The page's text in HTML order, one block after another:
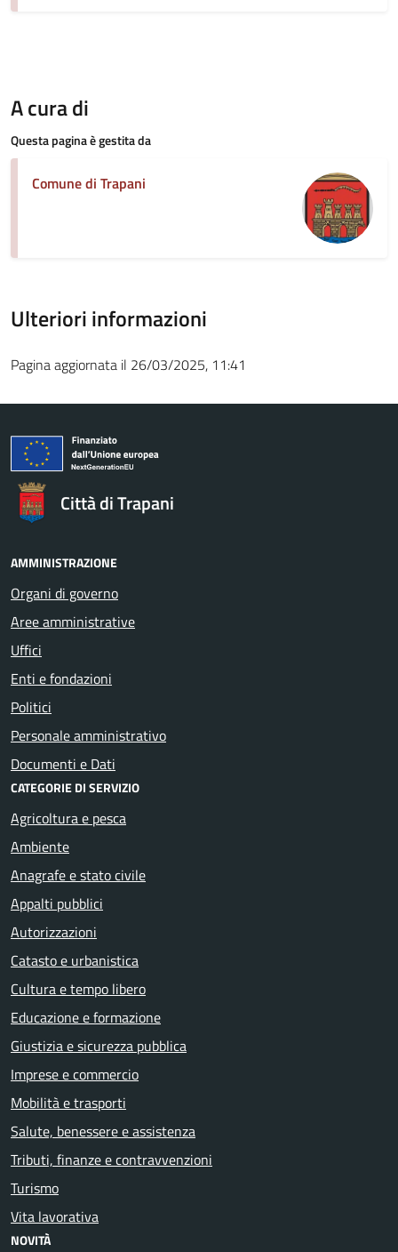
A cura di
Questa pagina è gestita da
Comune di Trapani
Ulteriori informazioni
Pagina aggiornata il 26/03/2025, 11:41
Città di Trapani
AMMINISTRAZIONE
Organi di governo
Aree amministrative
Uffici
Enti e fondazioni
Politici
Personale amministrativo
Documenti e Dati
CATEGORIE DI SERVIZIO
Agricoltura e pesca
Ambiente
Anagrafe e stato civile
Appalti pubblici
Autorizzazioni
Catasto e urbanistica
Cultura e tempo libero
Educazione e formazione
Giustizia e sicurezza pubblica
Imprese e commercio
Mobilità e trasporti
Salute, benessere e assistenza
Tributi, finanze e contravvenzioni
Turismo
Vita lavorativa
NOVITÀ